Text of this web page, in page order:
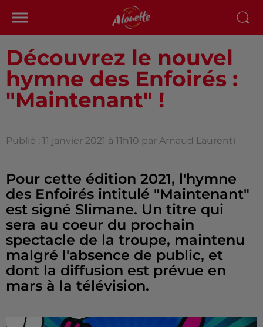
Découvrez le nouvel
hymne des Enfoirés :
"Maintenant" !
Publié : 11 janvier 2021 à 11h10 par Arnaud Laurenti
Pour cette édition 2021, l'hymne
des Enfoirés intitulé "Maintenant"
est signé Slimane. Un titre qui
sera au coeur du prochain
spectacle de la troupe, maintenu
malgré l'absence de public, et
dont la diffusion est prévue en
mars à la télévision.